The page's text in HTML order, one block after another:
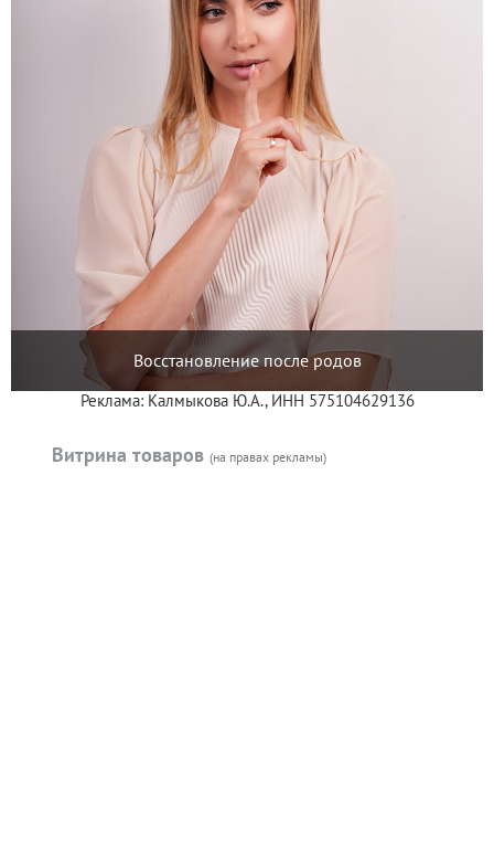
Восстановление после родов
Реклама: Калмыкова Ю.А., ИНН 575104629136
Витрина товаров (на правах рекламы)